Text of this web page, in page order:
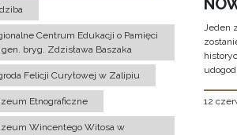
Centrum Edukacji o Pamięci
gen. bryg. Zdzisława Baszaka
Felicji Curyłowej w Zalipiu
Etnograficzne
Wincentego Witosa w
Jeden
12